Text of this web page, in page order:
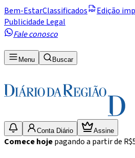
Bem-EstarClassificados
Edição
Publicidade Legal
Fale conosco
Menu Buscar
Conta Diário Assine
Comece hojepagando a partir de